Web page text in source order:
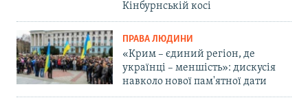
Кінбурнській косі
ПРАВА ЛЮДИНИ
«Крим – єдиний регіон, де
українці – меншість»: дискусія
навколо нової пам'ятної дати